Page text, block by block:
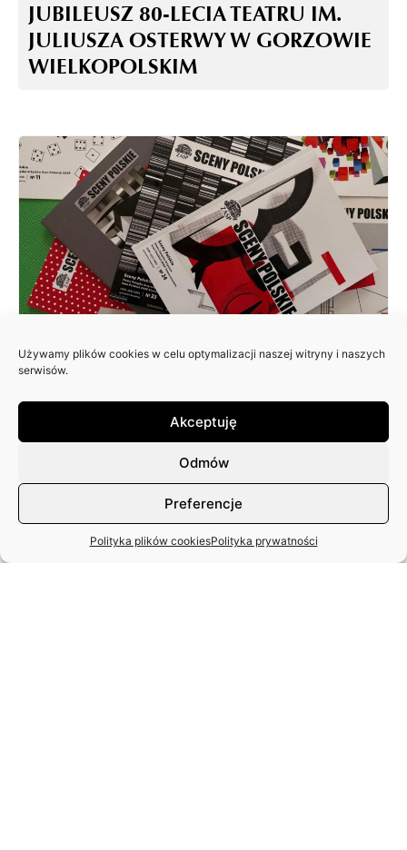
Używamy plików cookies w celu optymalizacji naszej witryny i naszych
serwisów.
Akceptuję
Odmów
Preferencje
Polityka plików cookiesPolityka prywatności
JUBILEUSZ 80-LECIA TEATRU IM.
JULIUSZA OSTERWY W GORZOWIE
WIELKOPOLSKIM
ZAPRASZAMY DO NADSYŁANIA
PISMA: SCENY POLSKIE